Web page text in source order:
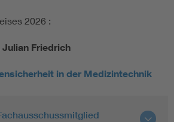
2026 :
Julian Friedrich
in der Medizintechnik